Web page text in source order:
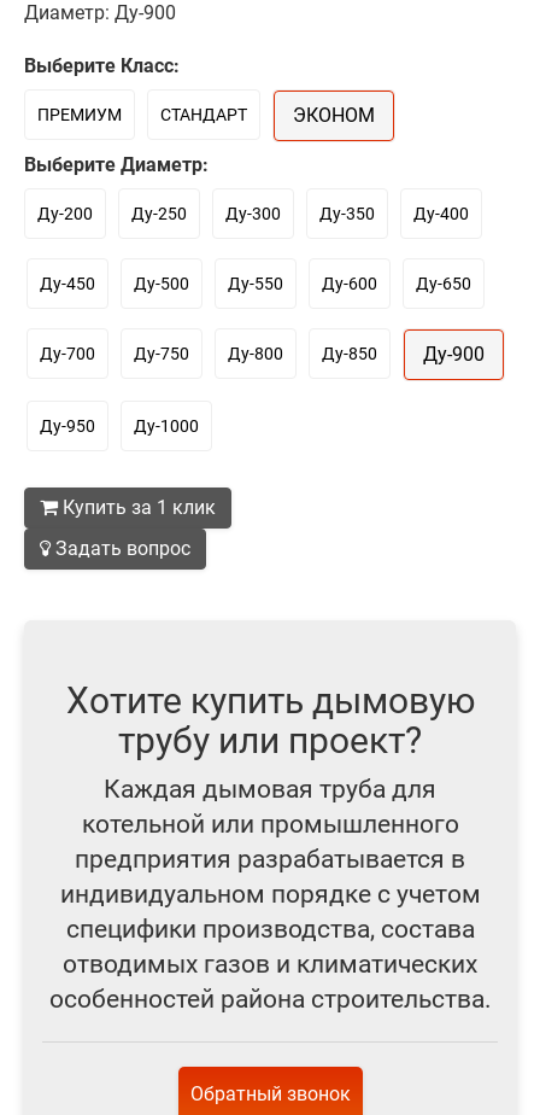
Диаметр: Ду-900
Выберите Класс:
ПРЕМИУМ СТАНДАРТ ЭКОНОМ
Выберите Диаметр:
Ду-200 Ду-250 Ду-300 Ду-350 Ду-400
Ду-450 Ду-500 Ду-550 Ду-600 Ду-650
Ду-700 Ду-750 Ду-800 Ду-850 Ду-900
Ду-950 Ду-1000
Купить за 1 клик
Задать вопрос
Хотите купить дымовую
трубу или проект?
Каждая дымовая труба для
котельной или промышленного
предприятия разрабатывается в
индивидуальном порядке с учетом
специфики производства, состава
отводимых газов и климатических
особенностей района строительства.
Обратный звонок